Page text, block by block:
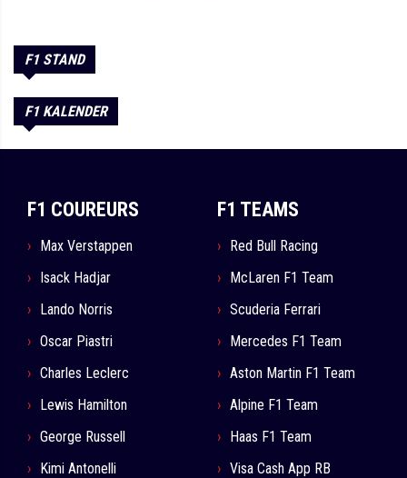
F1 STAND
F1 KALENDER
F1 COUREURS
Max Verstappen
Isack Hadjar
Lando Norris
Oscar Piastri
Charles Leclerc
Lewis Hamilton
George Russell
Kimi Antonelli
F1 TEAMS
Red Bull Racing
McLaren F1 Team
Scuderia Ferrari
Mercedes F1 Team
Aston Martin F1 Team
Alpine F1 Team
Haas F1 Team
Visa Cash App RB